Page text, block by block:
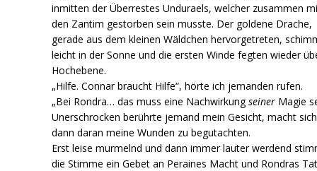
inmitten der Überrestes Unduraels, welcher zusammen
den Zantim gestorben sein musste. Der goldene Drache,
gerade aus dem kleinen Wäldchen hervorgetreten,
leicht in der Sonne und die ersten Winde fegten wieder
Hochebene.
„Hilfe. Connar braucht Hilfe“, hörte ich jemanden rufen.
„Bei Rondra… das muss eine Nachwirkungseiner Magie
Unerschrocken berührte jemand mein Gesicht, macht sich
dann daran meine Wunden zu begutachten.
Erst leise murmelnd und dann immer lauter werdend
die Stimme ein Gebet an Peraines Macht und Rondras